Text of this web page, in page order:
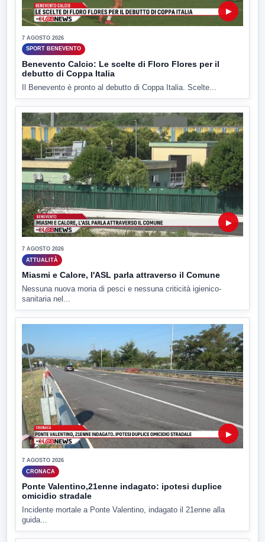
▶
7 AGOSTO 2026
SPORT BENEVENTO
Benevento Calcio: Le scelte di Floro Flores per il
debutto di Coppa Italia
Il Benevento è pronto al debutto di Coppa Italia. Scelte...
▶
7 AGOSTO 2026
ATTUALITÀ
Miasmi e Calore, l'ASL parla attraverso il Comune
Nessuna nuova moria di pesci e nessuna criticità igienico-
sanitaria nel...
▶
7 AGOSTO 2026
CRONACA
Ponte Valentino,21enne indagato: ipotesi duplice
omicidio stradale
Incidente mortale a Ponte Valentino, indagato il 21enne alla
guida...